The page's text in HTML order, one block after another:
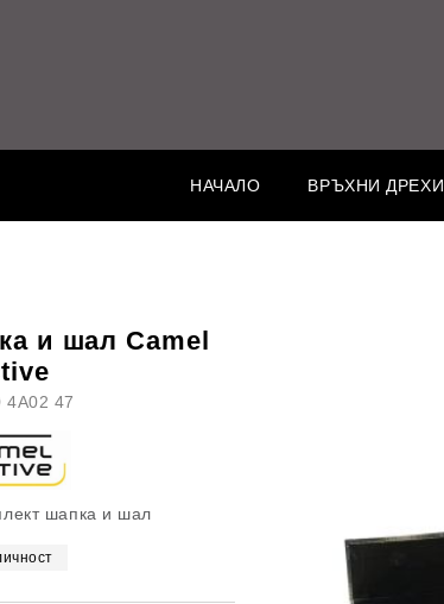
НАЧАЛО ВРЪХНИ ДРЕХИ
и шал Camel
4A02 47
шапка и шал